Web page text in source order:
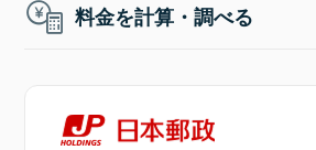
料金を計算・調べる